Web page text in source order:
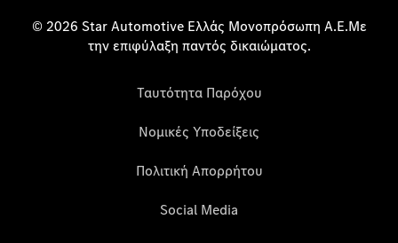
© 2026 Star Automotive Ελλάς Μονοπρόσωπη Α.Ε.Με
την επιφύλαξη παντός δικαιώματος.
Ταυτότητα Παρόχου
Νομικές Υποδείξεις
Πολιτική Απορρήτου
Social Media